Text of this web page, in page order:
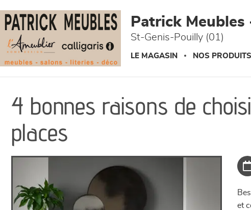
Patrick
St-Genis-Pouilly (01)
LE MAGASIN NOS PRODUITS
4 bonnes raisons de
places
et